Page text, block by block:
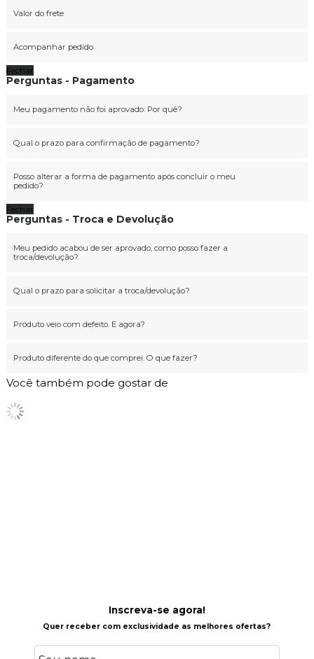
Valor do frete
Acompanhar pedido
Fechar
Perguntas - Pagamento
Meu pagamento não foi aprovado. Por quê?
Qual o prazo para confirmação de pagamento?
Posso alterar a forma de pagamento após concluir o meu
pedido?
Fechar
Perguntas - Troca e Devolução
Meu pedido acabou de ser aprovado, como posso fazer a
troca/devolução?
Qual o prazo para solicitar a troca/devolução?
Produto veio com defeito. E agora?
Produto diferente do que comprei. O que fazer?
Você também pode gostar de
Inscreva-se agora!
Quer receber com exclusividade as melhores ofertas?